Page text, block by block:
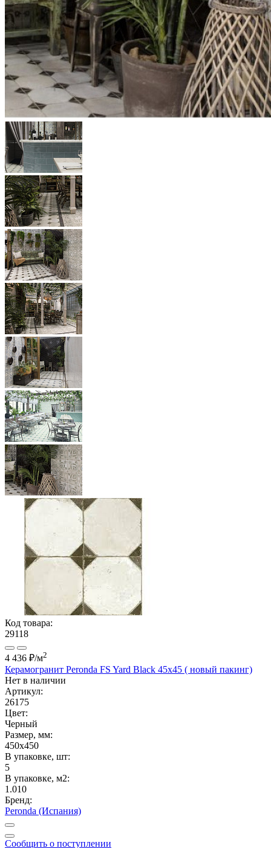
Код товара:
29118
4 436 ₽/м2
Керамогранит Peronda FS Yard Black 45x45 ( новый пакинг)
Нет в наличии
Артикул:
26175
Цвет:
Черный
Размер, мм:
450x450
В упаковке, шт:
5
В упаковке, м2:
1.010
Бренд:
Peronda (Испания)
Сообщить о поступлении